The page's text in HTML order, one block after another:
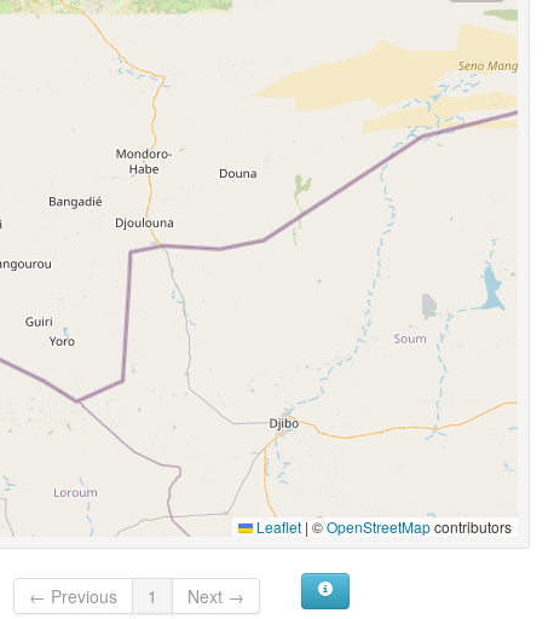
Leaflet | ©OpenStreetMapcontributors
← Previous 1 Next →